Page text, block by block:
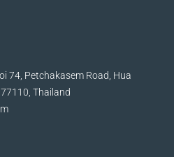
74, Petchakasem Road, Hua
Thailand